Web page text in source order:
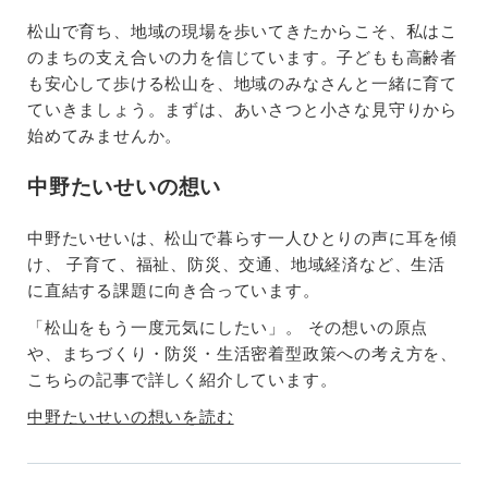
松山で育ち、地域の現場を歩いてきたからこそ、私はこ
のまちの支え合いの力を信じています。子どもも高齢者
も安心して歩ける松山を、地域のみなさんと一緒に育て
ていきましょう。まずは、あいさつと小さな見守りから
始めてみませんか。
中野たいせいの想い
中野たいせいは、松山で暮らす一人ひとりの声に耳を傾
け、 子育て、福祉、防災、交通、地域経済など、生活
に直結する課題に向き合っています。
「松山をもう一度元気にしたい」。 その想いの原点
や、まちづくり・防災・生活密着型政策への考え方を、
こちらの記事で詳しく紹介しています。
中野たいせいの想いを読む